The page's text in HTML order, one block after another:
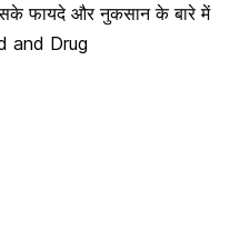
फायदे और नुकसान के बारे में
and Drug